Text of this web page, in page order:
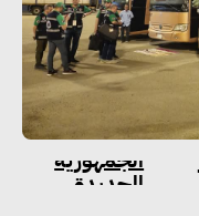
الجمهورية
الجديدة